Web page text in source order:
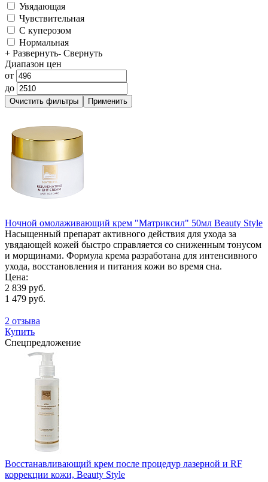
Увядающая
Чувствительная
С куперозом
Нормальная
+ Развернуть- Свернуть
Диапазон цен
от
до
Ночной омолаживающий крем "Матриксил" 50мл Beauty Style
Насыщенный препарат активного действия для ухода за
увядающей кожей быстро справляется со сниженным тонусом
и морщинами. Формула крема разработана для интенсивного
ухода, восстановления и питания кожи во время сна.
Цена:
2 839 руб.
1 479 руб.
2 отзыва
Купить
Спецпредложение
Восстанавливающий крем после процедур лазерной и RF
коррекции кожи, Beauty Style